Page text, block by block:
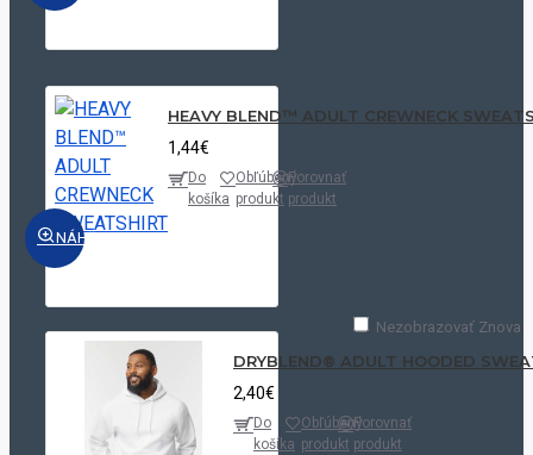
Nezobrazovať Znova
NÁHĽAD
HEAVY BLEND™ ADULT CREWNECK
1,44€
Do
košíka
Obľúbený
produkt
Porovnať
produkt
DRYBLEND® ADULT HOODED
2,40€
Do
košíka
Obľúbený
produkt
Porovnať
produkt